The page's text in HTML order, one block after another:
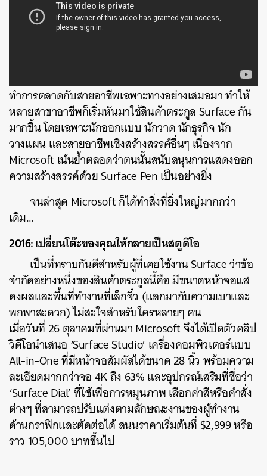
แต่ทั้งนี้การที่ Microsoft เสริมสร้างแคมเปญ และ
ทำการตลาดกับสายอาชีพเฉพาะทางอย่างเสมอมา ทำให้
หลายสาขาอาชีพก็เริ่มหันมาใช้สินค้าตระกูล Surface กัน
มากขึ้น โดยเฉพาะนักออกแบบ นักวาด นักธุรกิจ นัก
วางแผน และสายอาชีพเชิงสร้างสรรค์อื่นๆ เนื่องจาก
Microsoft เน้นย้ำตลอดว่าตนนั้นสนับสนุนการแสดงออก
ความสร้างสรรค์ด้วย Surface Pen เป็นอย่างยิ่ง
จนล่าสุด Microsoft ก็ได้ทำสิ่งที่ยิ่งใหญ่มากกว่า
เดิม…
2016: เปลี่ยนโต๊ะของคุณให้กลายเป็นสตูดิโอ
เป็นที่ทราบกันดีสำหรับผู้ที่เคยใช้งาน Surface ว่าข้อ
จำกัดอย่างหนึ่งของสินค้าตระกูลนี้คือ มีขนาดหน้าจอแส
ดงผลและพื้นที่ทำงานที่เล็กจิ๋ว (แลกมากับความเบาและ
พกพาสะดวก) ไม่สะใจสำหรับใครหลายๆ คน
เมื่อวันที่ 26 ตุลาคมที่ผ่านมา Microsoft จึงได้เปิดตัวคลิป
วิดีโอนำเสนอ ‘Surface Studio’ เครื่องคอมพิวเตอร์แบบ
All-in-One ที่มีหน้าจอสัมผัสได้ขนาด 28 นิ้ว พร้อมความ
ละเอียดมากกว่าจอ 4K ถึง 63% และอุปกรณ์เสริมที่ชื่อว่า
‘Surface Dial’ ที่ใช้เพื่อการหมุนภาพ เลือกค่าสีหรือคำสั่ง
ต่างๆ ที่สามารถปรับแต่งตามลักษณะงานของผู้ทำงาน
ด้านกราฟิกและตัดต่อได้ สนนราคาเริ่มต้นที่ $2,999 หรือ
ราว 105,000 บาทขึ้นไป